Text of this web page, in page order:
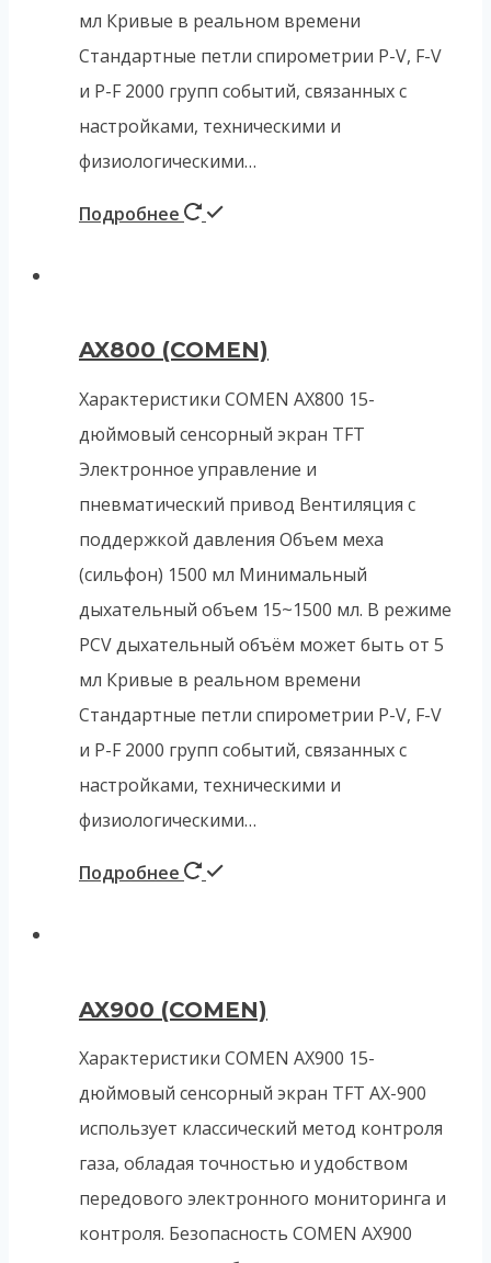
мл Кривые в реальном времени
Стандартные петли спирометрии P-V, F-V
и P-F 2000 групп событий, связанных с
настройками, техническими и
физиологическими…
Подробнее
AX800 (COMEN)
Характеристики COMEN AX800 15-
дюймовый сенсорный экран TFT
Электронное управление и
пневматический привод Вентиляция с
поддержкой давления Объем меха
(сильфон) 1500 мл Минимальный
дыхательный объем 15~1500 мл. В режиме
PCV дыхательный объём может быть от 5
мл Кривые в реальном времени
Стандартные петли спирометрии P-V, F-V
и P-F 2000 групп событий, связанных с
настройками, техническими и
физиологическими…
Подробнее
AX900 (COMEN)
Характеристики COMEN AX900 15-
дюймовый сенсорный экран TFT AX-900
использует классический метод контроля
газа, обладая точностью и удобством
передового электронного мониторинга и
контроля. Безопасность COMEN AX900